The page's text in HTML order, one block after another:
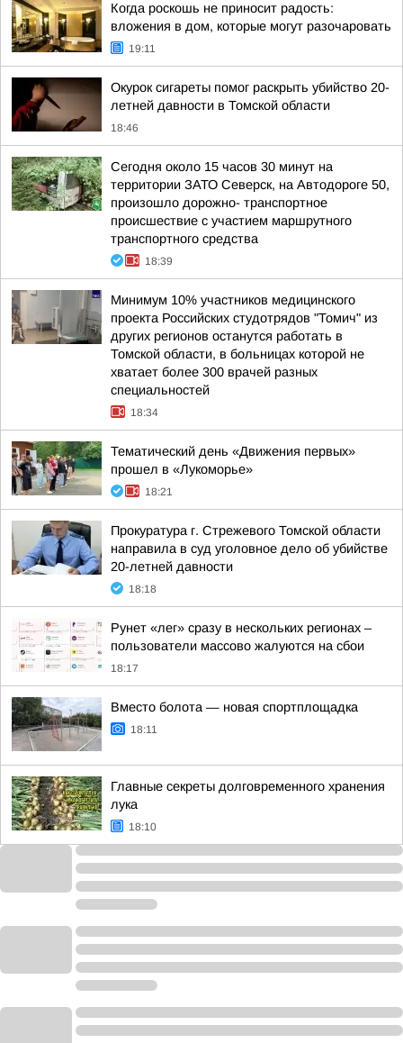
Когда роскошь не приносит радость:
вложения в дом, которые могут разочаровать
19:11
Окурок сигареты помог раскрыть убийство 20-
летней давности в Томской области
18:46
Сегодня около 15 часов 30 минут на
территории ЗАТО Северск, на Автодороге 50,
произошло дорожно- транспортное
происшествие с участием маршрутного
транспортного средства
18:39
Минимум 10% участников медицинского
проекта Российских студотрядов "Томич" из
других регионов останутся работать в
Томской области, в больницах которой не
хватает более 300 врачей разных
специальностей
18:34
Тематический день «Движения первых»
прошел в «Лукоморье»
18:21
Прокуратура г. Стрежевого Томской области
направила в суд уголовное дело об убийстве
20-летней давности
18:18
Рунет «лег» сразу в нескольких регионах –
пользователи массово жалуются на сбои
18:17
Вместо болота — новая спортплощадка
18:11
Главные секреты долговременного хранения
лука
18:10